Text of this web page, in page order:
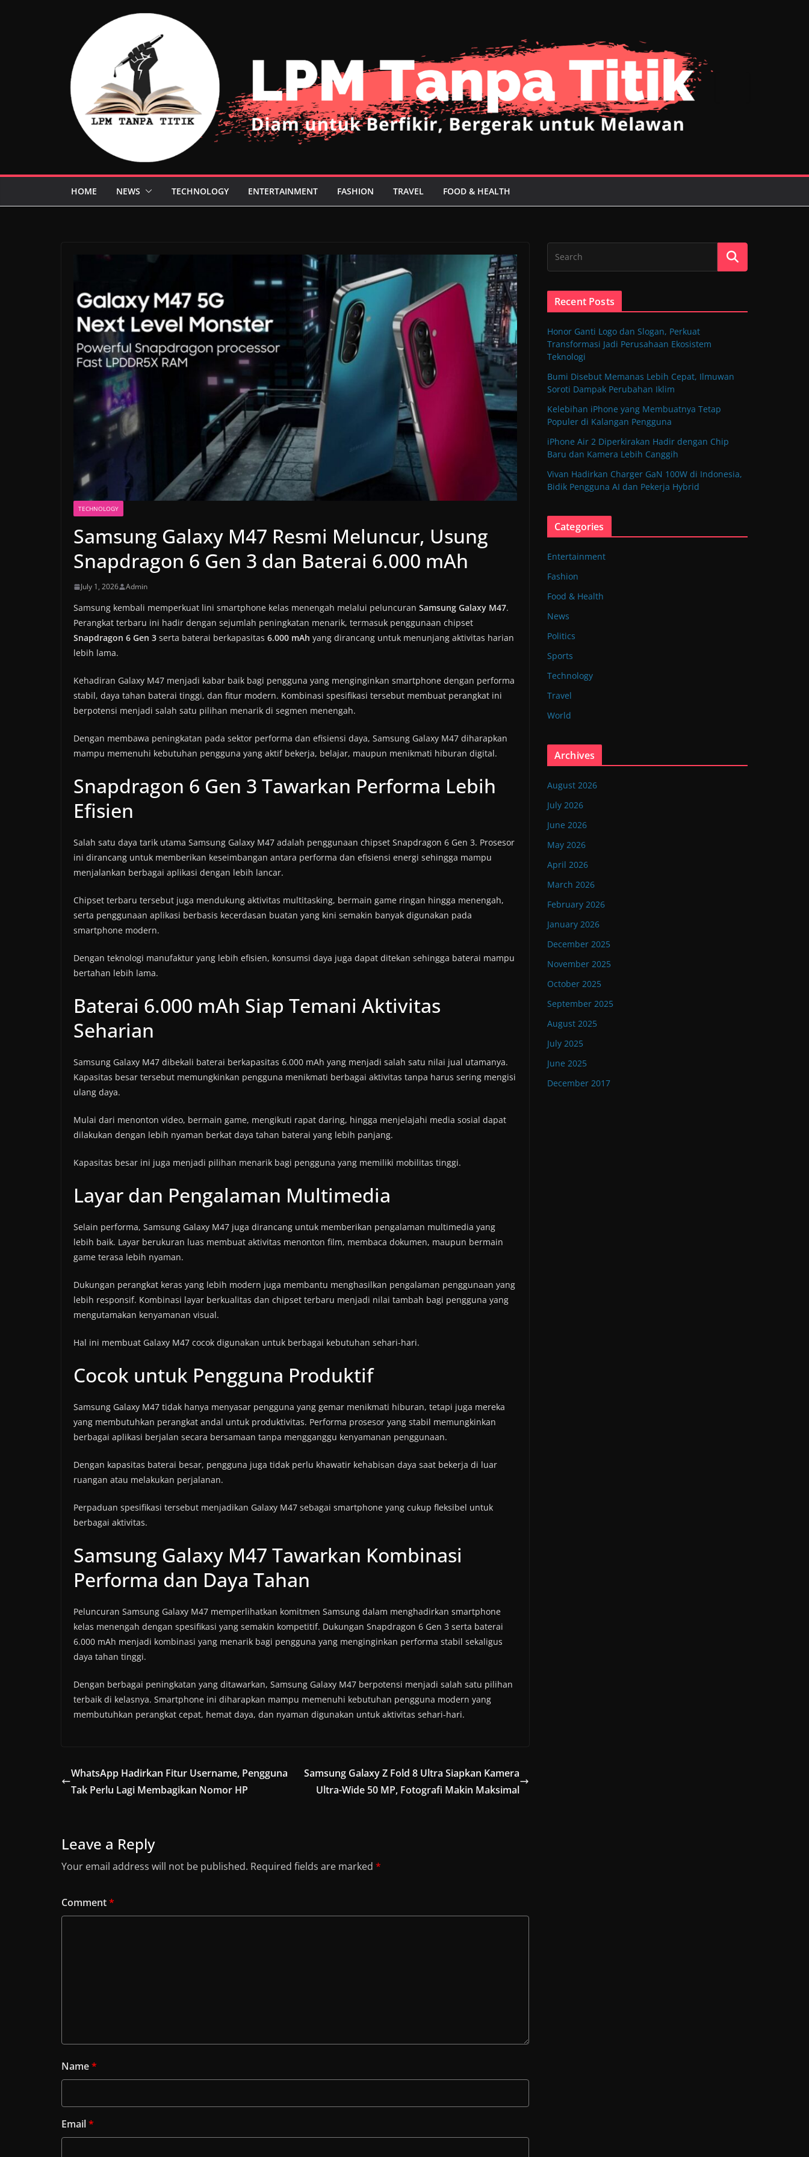
HOME NEWS TECHNOLOGY ENTERTAINMENT FASHION TRAVEL FOOD & HEALTH
TECHNOLOGY
Samsung Galaxy M47 Resmi Meluncur, Usung
Snapdragon 6 Gen 3 dan Baterai 6.000 mAh
July 1, 2026 Admin
Samsung kembali memperkuat lini smartphone kelas menengah melalui peluncuran Samsung Galaxy M47.
Perangkat terbaru ini hadir dengan sejumlah peningkatan menarik, termasuk penggunaan chipset
Snapdragon 6 Gen 3 serta baterai berkapasitas 6.000 mAh yang dirancang untuk menunjang aktivitas harian
lebih lama.
Kehadiran Galaxy M47 menjadi kabar baik bagi pengguna yang menginginkan smartphone dengan performa
stabil, daya tahan baterai tinggi, dan fitur modern. Kombinasi spesifikasi tersebut membuat perangkat ini
berpotensi menjadi salah satu pilihan menarik di segmen menengah.
Dengan membawa peningkatan pada sektor performa dan efisiensi daya, Samsung Galaxy M47 diharapkan
mampu memenuhi kebutuhan pengguna yang aktif bekerja, belajar, maupun menikmati hiburan digital.
Snapdragon 6 Gen 3 Tawarkan Performa Lebih
Efisien
Salah satu daya tarik utama Samsung Galaxy M47 adalah penggunaan chipset Snapdragon 6 Gen 3. Prosesor
ini dirancang untuk memberikan keseimbangan antara performa dan efisiensi energi sehingga mampu
menjalankan berbagai aplikasi dengan lebih lancar.
Chipset terbaru tersebut juga mendukung aktivitas multitasking, bermain game ringan hingga menengah,
serta penggunaan aplikasi berbasis kecerdasan buatan yang kini semakin banyak digunakan pada
smartphone modern.
Dengan teknologi manufaktur yang lebih efisien, konsumsi daya juga dapat ditekan sehingga baterai mampu
bertahan lebih lama.
Baterai 6.000 mAh Siap Temani Aktivitas
Seharian
Samsung Galaxy M47 dibekali baterai berkapasitas 6.000 mAh yang menjadi salah satu nilai jual utamanya.
Kapasitas besar tersebut memungkinkan pengguna menikmati berbagai aktivitas tanpa harus sering mengisi
ulang daya.
Mulai dari menonton video, bermain game, mengikuti rapat daring, hingga menjelajahi media sosial dapat
dilakukan dengan lebih nyaman berkat daya tahan baterai yang lebih panjang.
Kapasitas besar ini juga menjadi pilihan menarik bagi pengguna yang memiliki mobilitas tinggi.
Layar dan Pengalaman Multimedia
Selain performa, Samsung Galaxy M47 juga dirancang untuk memberikan pengalaman multimedia yang
lebih baik. Layar berukuran luas membuat aktivitas menonton film, membaca dokumen, maupun bermain
game terasa lebih nyaman.
Dukungan perangkat keras yang lebih modern juga membantu menghasilkan pengalaman penggunaan yang
lebih responsif. Kombinasi layar berkualitas dan chipset terbaru menjadi nilai tambah bagi pengguna yang
mengutamakan kenyamanan visual.
Hal ini membuat Galaxy M47 cocok digunakan untuk berbagai kebutuhan sehari-hari.
Cocok untuk Pengguna Produktif
Samsung Galaxy M47 tidak hanya menyasar pengguna yang gemar menikmati hiburan, tetapi juga mereka
yang membutuhkan perangkat andal untuk produktivitas. Performa prosesor yang stabil memungkinkan
berbagai aplikasi berjalan secara bersamaan tanpa mengganggu kenyamanan penggunaan.
Dengan kapasitas baterai besar, pengguna juga tidak perlu khawatir kehabisan daya saat bekerja di luar
ruangan atau melakukan perjalanan.
Perpaduan spesifikasi tersebut menjadikan Galaxy M47 sebagai smartphone yang cukup fleksibel untuk
berbagai aktivitas.
Samsung Galaxy M47 Tawarkan Kombinasi
Performa dan Daya Tahan
Peluncuran Samsung Galaxy M47 memperlihatkan komitmen Samsung dalam menghadirkan smartphone
kelas menengah dengan spesifikasi yang semakin kompetitif. Dukungan Snapdragon 6 Gen 3 serta baterai
6.000 mAh menjadi kombinasi yang menarik bagi pengguna yang menginginkan performa stabil sekaligus
daya tahan tinggi.
Dengan berbagai peningkatan yang ditawarkan, Samsung Galaxy M47 berpotensi menjadi salah satu pilihan
terbaik di kelasnya. Smartphone ini diharapkan mampu memenuhi kebutuhan pengguna modern yang
membutuhkan perangkat cepat, hemat daya, dan nyaman digunakan untuk aktivitas sehari-hari.
WhatsApp Hadirkan Fitur Username, Pengguna
Tak Perlu Lagi Membagikan Nomor HP
Samsung Galaxy Z Fold 8 Ultra Siapkan Kamera
Ultra-Wide 50 MP, Fotografi Makin Maksimal
Leave a Reply
Your email address will not be published. Required fields are marked *
Comment*
Name*
Email*
Recent Posts
Honor Ganti Logo dan Slogan, Perkuat
Transformasi Jadi Perusahaan Ekosistem
Teknologi
Bumi Disebut Memanas Lebih Cepat, Ilmuwan
Soroti Dampak Perubahan Iklim
Kelebihan iPhone yang Membuatnya Tetap
Populer di Kalangan Pengguna
iPhone Air 2 Diperkirakan Hadir dengan Chip
Baru dan Kamera Lebih Canggih
Vivan Hadirkan Charger GaN 100W di Indonesia,
Bidik Pengguna AI dan Pekerja Hybrid
Categories
Entertainment
Fashion
Food & Health
News
Politics
Sports
Technology
Travel
World
Archives
August 2026
July 2026
June 2026
May 2026
April 2026
March 2026
February 2026
January 2026
December 2025
November 2025
October 2025
September 2025
August 2025
July 2025
June 2025
December 2017